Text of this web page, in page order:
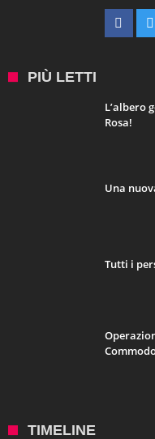
PIÙ LETTI
L’albero
Rosa!
Una
Tutti i
TIMELINE